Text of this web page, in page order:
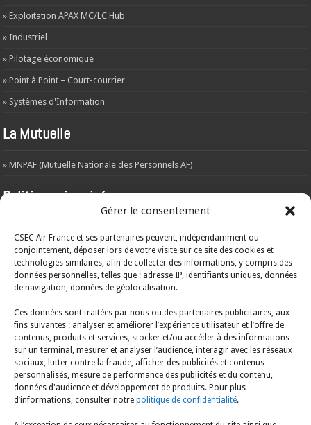
Gérer le consentement
CSEC Air France et ses partenaires peuvent, indépendamment ou
conjointement, déposer lors de votre visite sur ce site des cookies et
technologies similaires, afin de collecter des informations, y compris des
données personnelles, telles que : adresse IP, identifiants uniques, données
de navigation, données de géolocalisation.
Ces données sont traitées par nous ou des partenaires publicitaires, aux
fins suivantes : analyser et améliorer l’expérience utilisateur et l’offre de
contenus, produits et services, stocker et/ou accéder à des informations
sur un terminal, mesurer et analyser l’audience, interagir avec les réseaux
sociaux, lutter contre la fraude, afficher des publicités et contenus
personnalisés, mesure de performance des publicités et du contenu,
données d'audience et développement de produits. Pour plus
d’informations, consulter notre politique de confidentialité.
» Exploitation APAX MC/LC Hub
» Industriel
» Pilotage économique
» Point à Point – Court-courrier
» Systèmes d'Information
La Mutuelle
» MNPAF (Mutuelle Nationale des Personnels AF)
Politique vie privée
csecaf.fr – de la manière dont les données sont récoltées et traitées par le
responsable du traitement. Aconsulter ICI
ARCHIVES
Mentions légales
A consulter ICI
Politique en matière de cookies